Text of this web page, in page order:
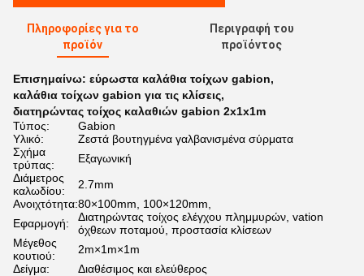
Πληροφορίες για το
προϊόν
Περιγραφή του
προϊόντος
Επισημαίνω: εύρωστα καλάθια τοίχων gabion,
καλάθια τοίχων gabion για τις κλίσεις,
διατηρώντας τοίχος καλαθιών gabion 2x1x1m
Τύπος:
Gabion
Υλικό:
Ζεστά βουτηγμένα γαλβανισμένα σύρματα
Σχήμα
τρύπας:
Εξαγωνική
Διάμετρος
καλωδίου:
2.7mm
Ανοιχτότητα:80×100mm, 100×120mm,
Εφαρμογή:
Διατηρώντας τοίχος ελέγχου πλημμυρών, vation
όχθεων ποταμού, προστασία κλίσεων
Μέγεθος
κουτιού:
2m×1m×1m
Δείγμα:
Διαθέσιμος και ελεύθερος